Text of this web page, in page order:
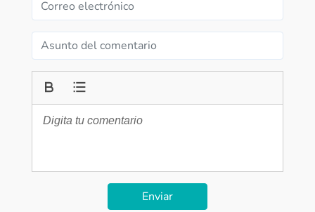
Enviar